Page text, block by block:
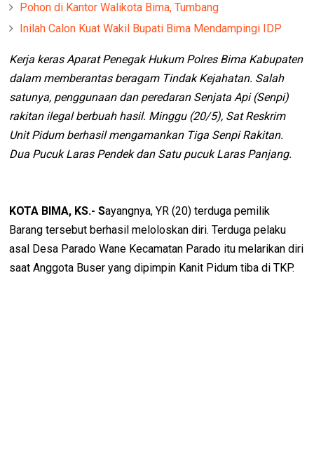
Pohon di Kantor Walikota Bima, Tumbang
Inilah Calon Kuat Wakil Bupati Bima Mendampingi IDP
Kerja keras Aparat Penegak Hukum Polres Bima Kabupaten
dalam memberantas beragam Tindak Kejahatan. Salah
satunya, penggunaan dan peredaran Senjata Api (Senpi)
rakitan ilegal berbuah hasil. Minggu (20/5), Sat Reskrim
Unit Pidum berhasil mengamankan Tiga Senpi Rakitan.
Dua Pucuk Laras Pendek dan Satu pucuk Laras Panjang.
KOTA BIMA, KS.- Sayangnya, YR (20) terduga pemilik
Barang tersebut berhasil meloloskan diri. Terduga pelaku
asal Desa Parado Wane Kecamatan Parado itu melarikan diri
saat Anggota Buser yang dipimpin Kanit Pidum tiba di TKP.